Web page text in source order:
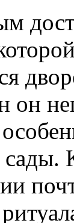
он
сады.